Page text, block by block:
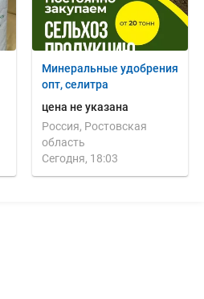
Минеральные удобрения
опт, селитра
цена не указана
Россия, Ростовская
область
Сегодня, 18:03